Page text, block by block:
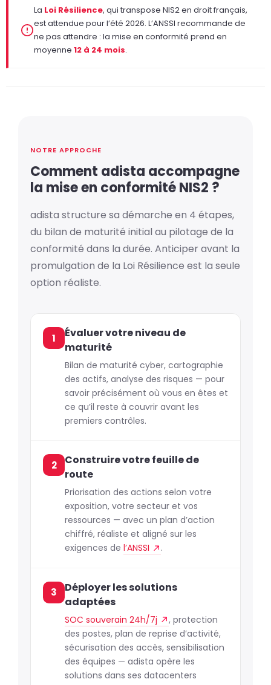
La Loi Résilience, qui transpose NIS2 en droit français,
est attendue pour l’été 2026. L’ANSSI recommande de
ne pas attendre : la mise en conformité prend en
moyenne 12 à 24 mois.
NOTRE APPROCHE
Comment adista accompagne
la mise en conformité NIS2 ?
adista structure sa démarche en 4 étapes,
du bilan de maturité initial au pilotage de la
conformité dans la durée. Anticiper avant la
promulgation de la Loi Résilience est la seule
option réaliste.
1
Évaluer votre niveau de
maturité
Bilan de maturité cyber, cartographie
des actifs, analyse des risques — pour
savoir précisément où vous en êtes et
ce qu’il reste à couvrir avant les
premiers contrôles.
2
Construire votre feuille de
route
Priorisation des actions selon votre
exposition, votre secteur et vos
ressources — avec un plan d’action
chiffré, réaliste et aligné sur les
exigences de l’ANSSI .
3
Déployer les solutions
adaptées
SOC souverain 24h/7j
, protection
des postes, plan de reprise d’activité,
sécurisation des accès, sensibilisation
des équipes — adista opère les
solutions dans ses datacenters